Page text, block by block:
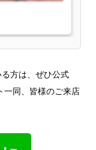
方は、ぜひ公式
一同、皆様のご来店